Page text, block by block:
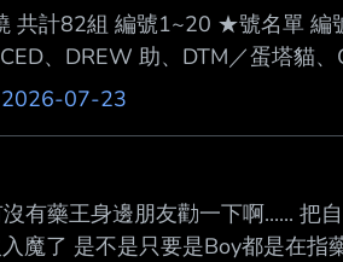
共計82組 編號1~20 ★號名單 編
、DREW 助、DTM／蛋塔貓、
冰男、JAYRoll、Jeslyn、
2026-07-23
有藥王身邊朋友勸一下啊...... 把
魔了 是不是只要是Boy都是在指